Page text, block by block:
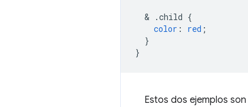
  &
.child {
color : red ;
}
}
Estos dos ejemplos